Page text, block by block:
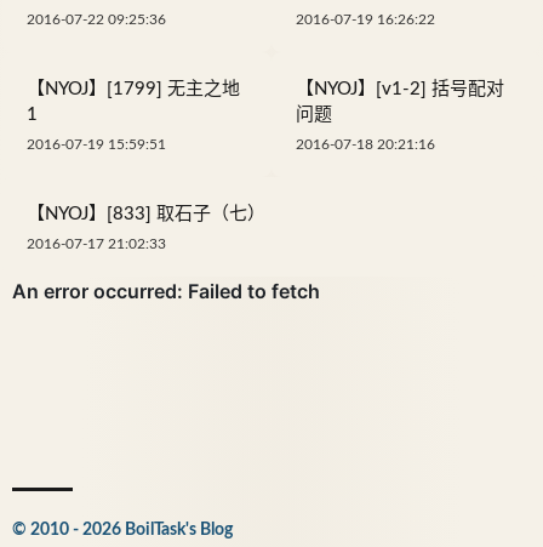
2016-07-22 09:25:36 2016-07-19 16:26:22
【NYOJ】[1799] 无主之地
1
2016-07-19 15:59:51
【NYOJ】[v1-2] 括号配对
问题
2016-07-18 20:21:16
【NYOJ】[833] 取石子（七）
2016-07-17 21:02:33
© 2010 - 2026 BoilTask's Blog